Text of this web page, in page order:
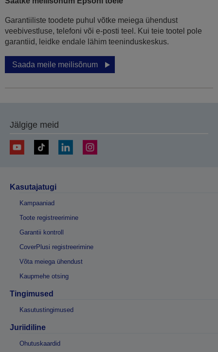
Garantiiliste toodete puhul võtke meiega ühendust
veebivestluse, telefoni või e-posti teel. Kui teie tootel pole
garantiid, leidke endale lähim teeninduskeskus.
Saada meile meilisõnum
Jälgige meid
Kasutajatugi
Kampaaniad
Toote registreerimine
Garantii kontroll
CoverPlusi registreerimine
Võta meiega ühendust
Kaupmehe otsing
Tingimused
Kasutustingimused
Juriidiline
Ohutuskaardid